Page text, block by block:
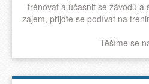
trénovat a účasnit se závodů a
zájem, přijďte se podívat na
Těšíme se